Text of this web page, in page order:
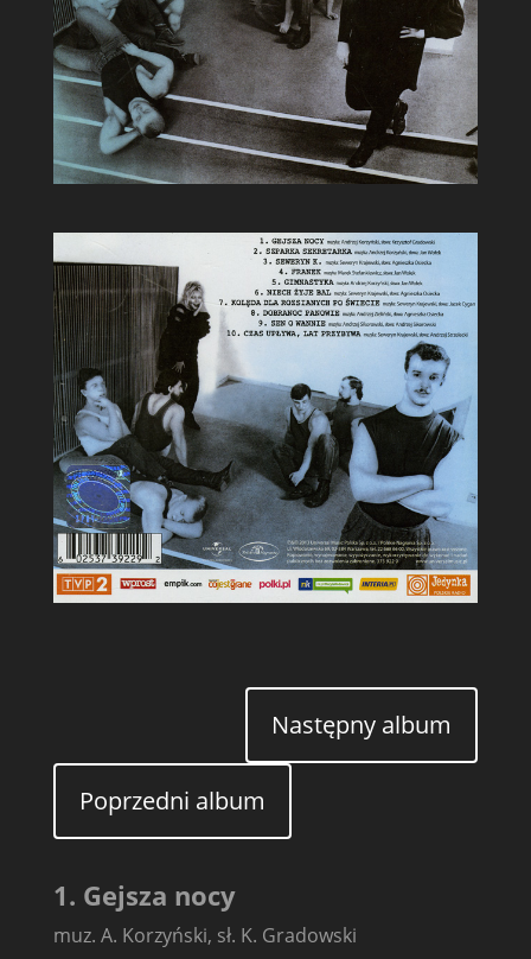
Następny album
Poprzedni album
1. Gejsza nocy
muz. A. Korzyński, sł. K. Gradowski